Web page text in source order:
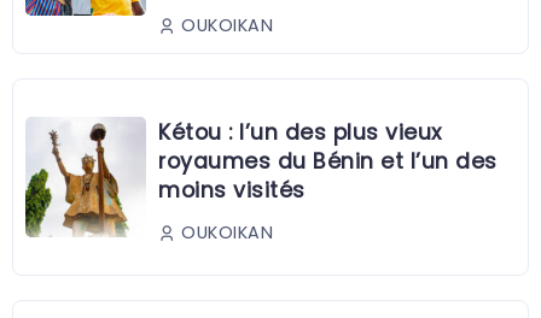
OUKOIKAN
Kétou : l’un des plus vieux
royaumes du Bénin et l’un des
moins visités
OUKOIKAN